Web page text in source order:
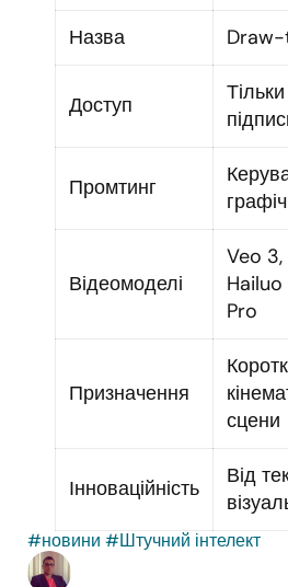
Назва
Доступ
Промтинг
Відеомоделі
Veo
Pro
Призначення
сцени
Інноваційність
Від
#новини #Штучний інтелект